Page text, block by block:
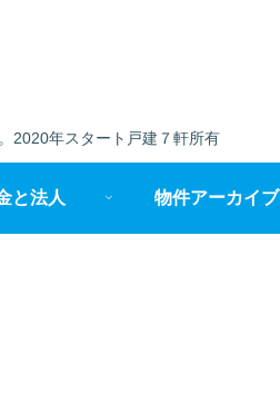
2020年スタート戸建７軒所有
と法人 物件アーカイブ